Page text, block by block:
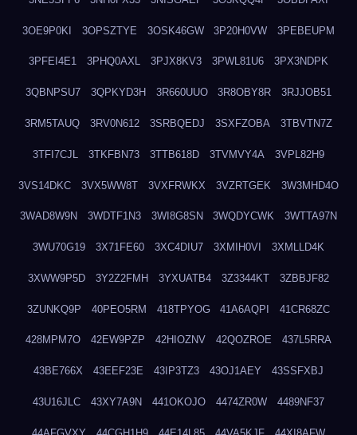
3OE9P0KI 3OPSZTYE 3OSK46GW 3P20H0VW 3PEBEUPM
3PFEI4E1 3PHQ0AXL 3PJX8KV3 3PWL81U6 3PX3NDPK
3QBNPSU7 3QPKYD3H 3R660UUO 3R8OBY8R 3RJJOB51
3RM5TAUQ 3RV0N612 3SRBQEDJ 3SXFZOBA 3TBVTN7Z
3TFI7CJL 3TKFBN73 3TTB618D 3TVMVY4A 3VPL82H9
3VS14DKC 3VX5WW8T 3VXFRWKX 3VZRTGEK 3W3MHD4O
3WAD8W9N 3WDTF1N3 3WI8G8SN 3WQDYCWK 3WTTA97N
3WU70G19 3X71FE60 3XC4DIU7 3XMIH0VI 3XMLLD4K
3XWW9P5D 3Y2Z2FMH 3YXUATB4 3Z3344KT 3ZBBJF82
3ZUNKQ9P 40PEO5RM 418TPYOG 41A6AQPI 41CR68ZC
428MPM7O 42EW9PZP 42HIOZNV 42QOZROE 437L5RRA
43BE766X 43EEF23E 43IP3TZ3 43OJ1AEY 43SSFXBJ
43U16JLC 43XY7A9N 441OKOJO 4474ZR0W 4489NF37